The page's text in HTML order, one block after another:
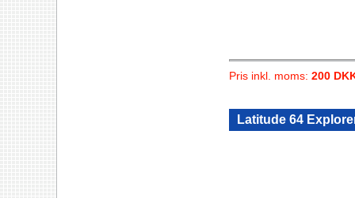
Pris inkl. moms: 200
Latitude 64